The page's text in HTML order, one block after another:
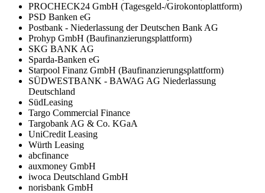
PROCHECK24 GmbH (Tagesgeld-/Girokontoplattform)
PSD Banken eG
Postbank - Niederlassung der Deutschen Bank AG
Prohyp GmbH (Baufinanzierungsplattform)
SKG BANK AG
Sparda-Banken eG
Starpool Finanz GmbH (Baufinanzierungsplattform)
SÜDWESTBANK - BAWAG AG Niederlassung
Deutschland
SüdLeasing
Targo Commercial Finance
Targobank AG & Co. KGaA
UniCredit Leasing
Würth Leasing
abcfinance
auxmoney GmbH
iwoca Deutschland GmbH
norisbank GmbH